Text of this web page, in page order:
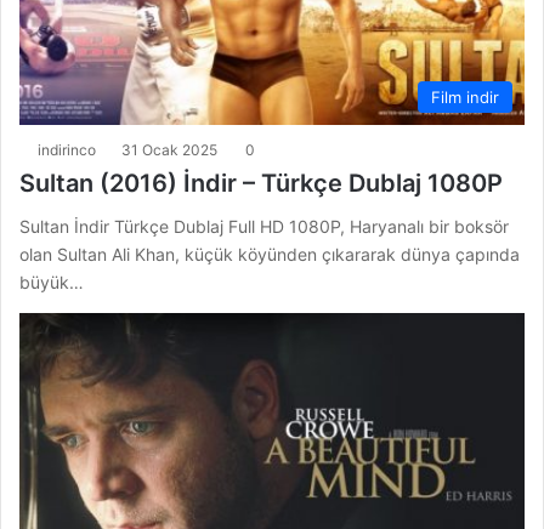
Film indir
indirinco 31 Ocak 2025 0
Sultan (2016) İndir – Türkçe Dublaj 1080P
Sultan İndir Türkçe Dublaj Full HD 1080P, Haryanalı bir boksör
olan Sultan Ali Khan, küçük köyünden çıkararak dünya çapında
büyük…